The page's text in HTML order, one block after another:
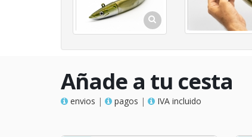
Añade a tu cesta
envios | pagos | IVA incluido